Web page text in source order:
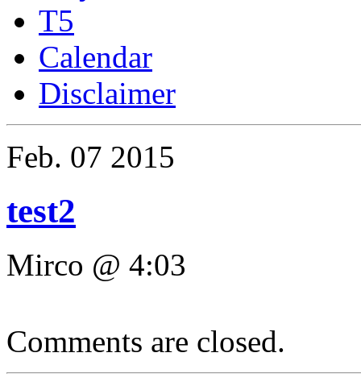
T5
Calendar
Disclaimer
Feb. 07 2015
test2
Mirco @ 4:03
Comments are closed.